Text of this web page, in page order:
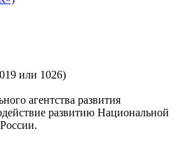
или 1026)
агентства развития
развитию Национальной